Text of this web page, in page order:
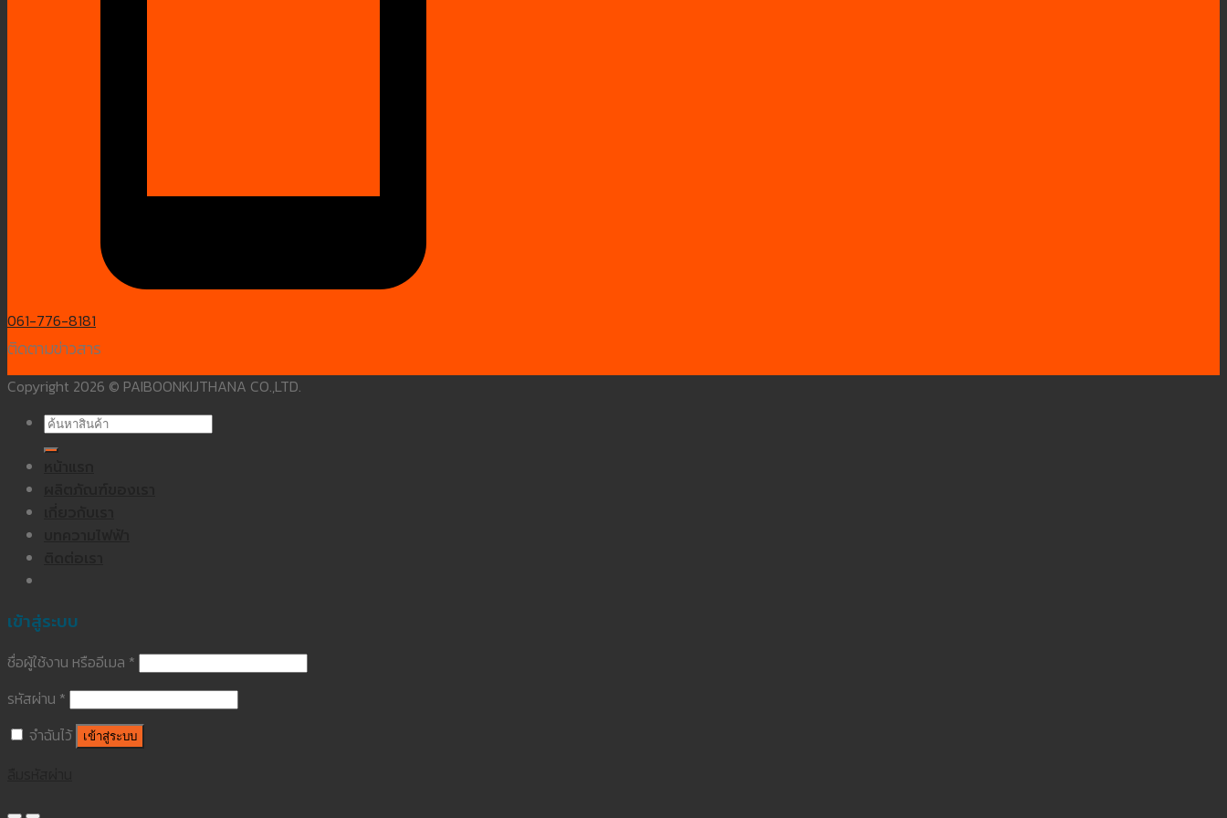
061-776-8181
ติดตามข่าวสาร
Copyright 2026 © PAIBOONKIJTHANA CO.,LTD.
ค้นหา:
เข้าสู่ระบบ
ชื่อผู้ใช้งาน หรืออีเมล *
รหัสผ่าน *
จำฉันไว้
เข้าสู่ระบบ